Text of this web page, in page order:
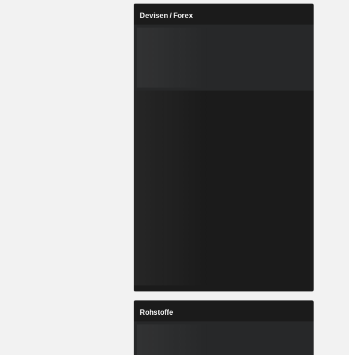
Devisen / Forex
Rohstoffe